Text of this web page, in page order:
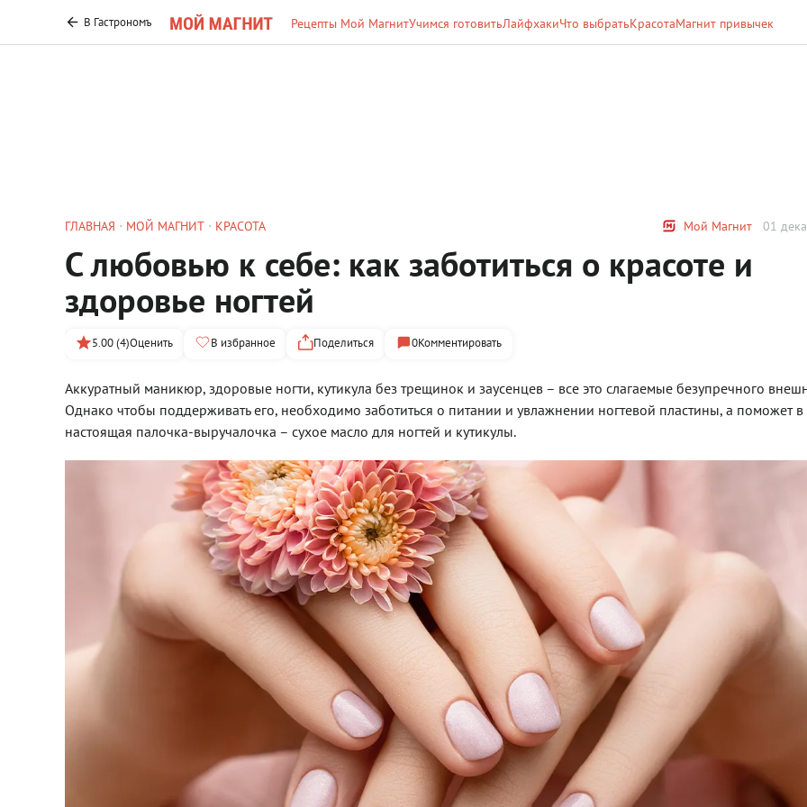
В Гастрономъ Рецепты Мой МагнитУчимся готовитьЛайфхакиЧто выбратьКрасотаМагнит привычек
ГЛАВНАЯ МОЙ МАГНИТ КРАСОТА Мой Магнит 01
С любовью к себе: как заботиться о красоте и
здоровье ногтей
5.00 (4)Оценить В избранное Поделиться 0Комментировать
Аккуратный маникюр, здоровые ногти, кутикула без трещинок и заусенцев – все это слагаемые безупречного
Однако чтобы поддерживать его, необходимо заботиться о питании и увлажнении ногтевой пластины, а поможет в
настоящая палочка-выручалочка – сухое масло для ногтей и кутикулы.